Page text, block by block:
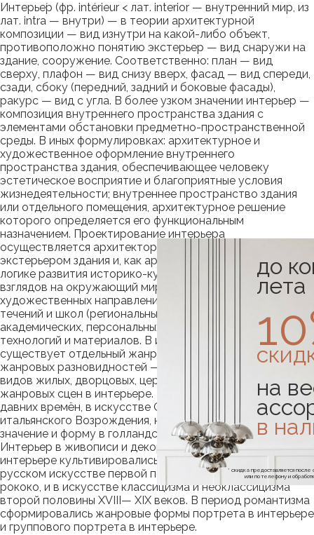
Интерье́р (фр. intérieur < лат. interior — внутренний мир, из
лат. intrа — внутри) — в теории архитектурной
композиции — вид изнутри на какой-либо объект,
противоположно понятию экстерьер — вид снаружи на
здание, сооружение. Соответственно: план — вид
сверху, плафон — вид снизу вверх, фасад — вид спереди,
сзади, сбоку (передний, задний и боковые фасады),
ракурс — вид с угла. В более узком значении интерьер —
композиция внутреннего пространства здания с
элементами обстановки предметно-пространственной
среды. В иных формулировках: архитектурное и
художественное оформление внутреннего
пространства здания, обеспечивающее человеку
эстетическое восприятие и благоприятные условия
жизнедеятельности; внутреннее пространство здания
или отдельного помещения, архитектурное решение
которого определяется его функциональным
назначением. Проектирование интерьера
осуществляется архитектором во взаимосвязи с
экстерьером здания и, как архитектура в целом, следует
логике развития историко-культурных концепций, идей и
взглядов на окружающий мир, содержания основных
художественных направлений, архитектурных стилей,
течений и школ (региональных, национальных,
академических, персональных), развитию строительных
технологий и материалов. В истории живописи и графики
существует отдельный жанр «интерьера» и его
жанровых разновидностей — изображения внутренних
видов жилых, дворцовых, церковных интерьеров и
жанровых сцен в интерьере. Этот жанр существовал с
давних времён, в искусстве Средневековья и
итальянского Возрождения, но обрёл самодостаточное
значение и форму в голландском искусстве XVII века.
Интерьер в живописи и декоративные росписи в
интерьере культивировались в западноевропейском и
русском искусстве первой половины XVIII века, в эпоху
рококо, и в искусстве классицизма и неоклассицизма
второй половины XVIII— XIX веков. В период романтизма
сформировались жанровые формы портрета в интерьере
и группового портрета в интерьере.
до
лета
на
в
* скидка предоставляется
или по телефону и